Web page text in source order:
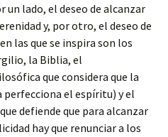
un lado, el deseo de alcanzar
y, por otro, el deseo de
las que se inspira son los
la Biblia, el
que considera que la
el espíritu) y el
defiende que para alcanzar
hay que renunciar a los